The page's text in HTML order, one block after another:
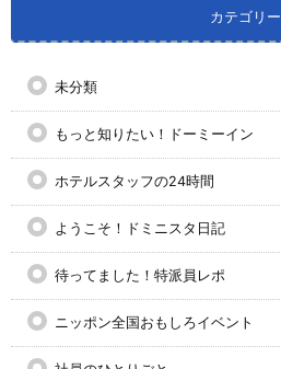
カテゴリー
未分類
もっと知りたい！ドーミーイン
ホテルスタッフの24時間
ようこそ！ドミニスタ日記
待ってました！特派員レポ
ニッポン全国おもしろイベント